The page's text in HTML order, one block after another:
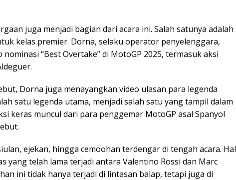
juga menjadi bagian dari acara ini. Salah satunya adalah
kelas premier. Dorna, selaku operator penyelenggara,
“Best Overtake” di MotoGP 2025, termasuk aksi
Dorna juga menayangkan video ulasan para legenda
satu legenda utama, menjadi salah satu yang tampil dalam
keras muncul dari para penggemar MotoGP asal Spanyol
ejekan, hingga cemoohan terdengar di tengah acara. Hal
yang telah lama terjadi antara Valentino Rossi dan Marc
ini tidak hanya terjadi di lintasan balap, tetapi juga di